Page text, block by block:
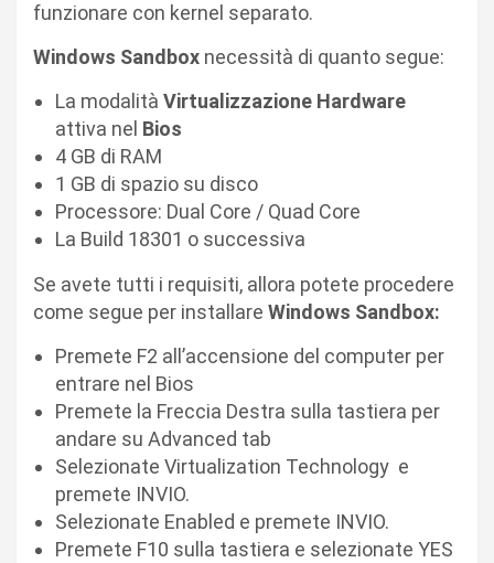
funzionare con kernel separato.
Windows Sandbox necessità di quanto segue:
La modalità Virtualizzazione Hardware
attiva nel Bios
4 GB di RAM
1 GB di spazio su disco
Processore: Dual Core / Quad Core
La Build 18301 o successiva
Se avete tutti i requisiti, allora potete procedere
come segue per installare Windows Sandbox:
Premete F2 all’accensione del computer per
entrare nel Bios
Premete la Freccia Destra sulla tastiera per
andare su Advanced tab
Selezionate Virtualization Technology e
premete INVIO.
Selezionate Enabled e premete INVIO.
Premete F10 sulla tastiera e selezionate YES